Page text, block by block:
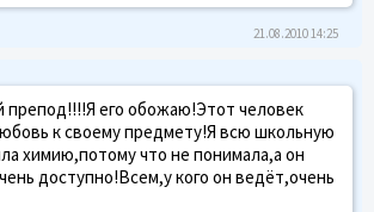
21.08.2010 14:25
препод!!!!Я его обожаю!Этот человек
к своему предмету!Я всю школьную
химию,потому что не понимала,а он
доступно!Всем,у кого он ведёт,очень